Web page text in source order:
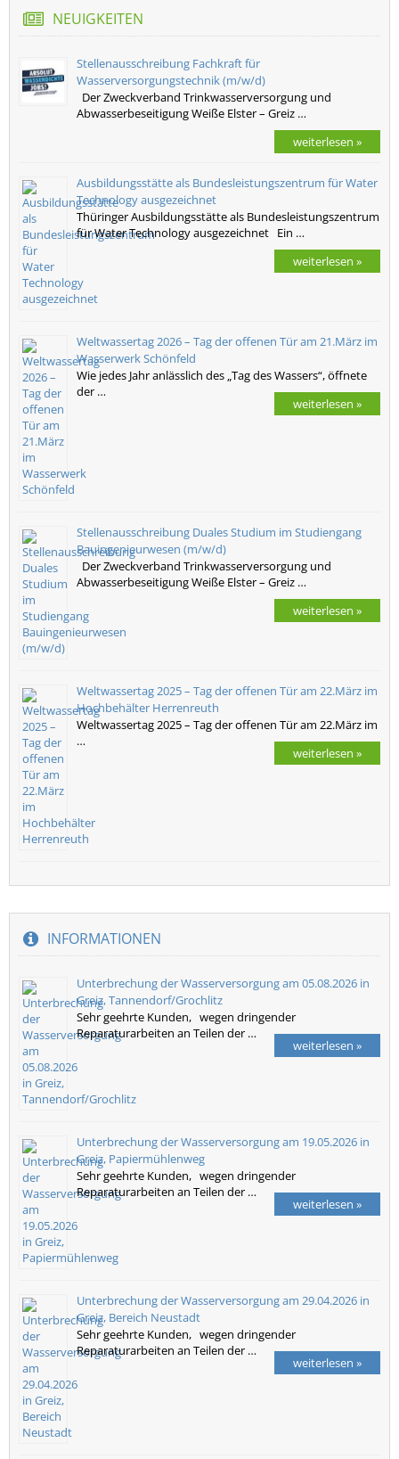
NEUIGKEITEN
Stellenausschreibung Fachkraft für
Wasserversorgungstechnik (m/w/d)
Der Zweckverband Trinkwasserversorgung und
Abwasserbeseitigung Weiße Elster – Greiz …
weiterlesen »
Ausbildungsstätte als Bundesleistungszentrum für Water
Technology ausgezeichnet
Thüringer Ausbildungsstätte als Bundesleistungszentrum
für Water Technology ausgezeichnet Ein …
weiterlesen »
Weltwassertag 2026 – Tag der offenen Tür am 21.März im
Wasserwerk Schönfeld
Wie jedes Jahr anlässlich des „Tag des Wassers“, öffnete
der …
weiterlesen »
Stellenausschreibung Duales Studium im Studiengang
Bauingenieurwesen (m/w/d)
Der Zweckverband Trinkwasserversorgung und
Abwasserbeseitigung Weiße Elster – Greiz …
weiterlesen »
Weltwassertag 2025 – Tag der offenen Tür am 22.März im
Hochbehälter Herrenreuth
Weltwassertag 2025 – Tag der offenen Tür am 22.März im
…
weiterlesen »
INFORMATIONEN
Unterbrechung der Wasserversorgung am 05.08.2026 in
Greiz, Tannendorf/Grochlitz
Sehr geehrte Kunden, wegen dringender
Reparaturarbeiten an Teilen der …
weiterlesen »
Unterbrechung der Wasserversorgung am 19.05.2026 in
Greiz, Papiermühlenweg
Sehr geehrte Kunden, wegen dringender
Reparaturarbeiten an Teilen der …
weiterlesen »
Unterbrechung der Wasserversorgung am 29.04.2026 in
Greiz, Bereich Neustadt
Sehr geehrte Kunden, wegen dringender
Reparaturarbeiten an Teilen der …
weiterlesen »